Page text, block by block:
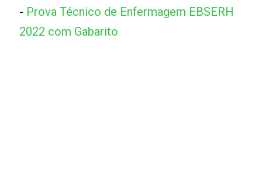
- Prova Técnico de Enfermagem EBSERH
2022 com Gabarito